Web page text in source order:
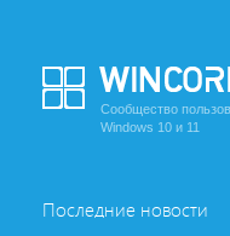
Сообщество
Windows 10 и 11
Последние новости